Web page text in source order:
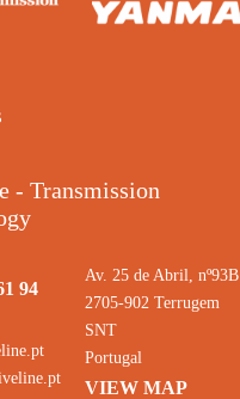
- Transmission
94
Av. 25 de Abril, nº93B
2705-902 Terrugem
SNT
Portugal
VIEW MAP